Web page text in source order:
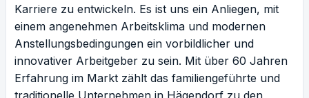
Karriere zu entwickeln. Es ist uns ein Anliegen, mit
einem angenehmen Arbeitsklima und modernen
Anstellungsbedingungen ein vorbildlicher und
innovativer Arbeitgeber zu sein. Mit über 60 Jahren
Erfahrung im Markt zählt das familiengeführte und